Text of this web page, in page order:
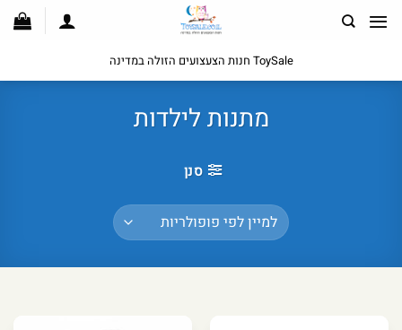
לתוכן
ToySale חנות הצעצועים הזולה במדינה
מתנות לילדות
סנן